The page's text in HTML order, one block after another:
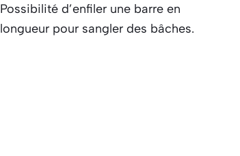
Possibilité d’enfiler une barre en
longueur pour sangler des bâches.